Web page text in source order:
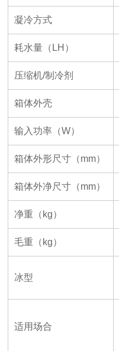
凝冷方式
耗水量（ LH ）
压缩机/制冷剂
箱体外壳
输入功率（W）
箱体外形尺寸（mm）
箱体外净尺寸（mm）
净重（ kg）
毛重（ kg）
冰型
适用场合